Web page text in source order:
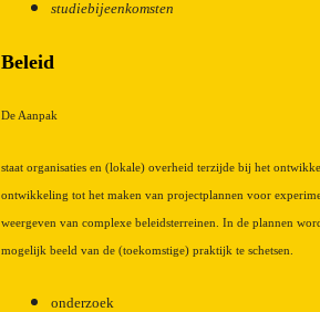
studiebijeenkomsten
Beleid
De Aanpak
staat organisaties en (lokale) overheid terzijde bij het
ontwikkeling tot het maken van projectplannen voor
weergeven van complexe beleidsterreinen. In de plannen
mogelijk beeld van de (toekomstige) praktijk te schetsen.
onderzoek